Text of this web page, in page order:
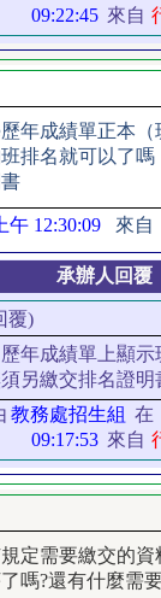
09:22:45 來自
年成績單正本（
排名就可以了
午 12:30:09 來自
承辦人回覆
覆)
年成績單上顯示
另繳交排名證明
教務處招生組 在
09:17:53 來自
定需要繳交的
嗎?還有什麼需